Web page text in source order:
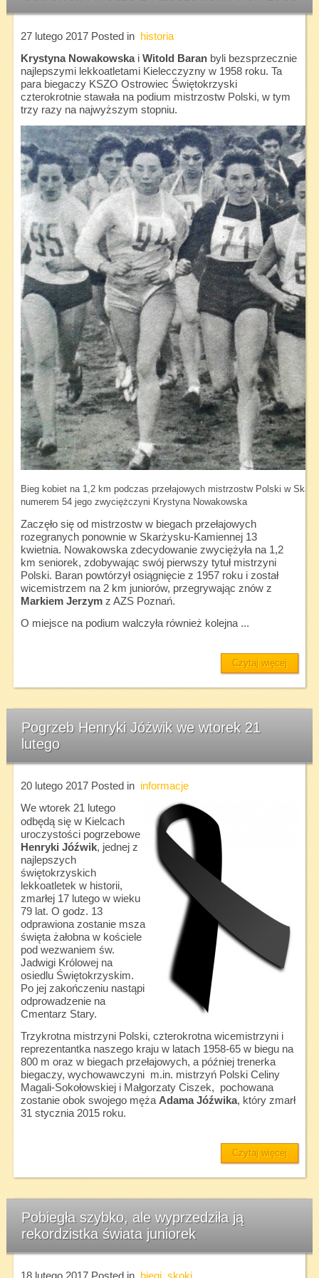
27 lutego 2017Posted in
historia
Krystyna Nowakowskai Witold Baranbyli bezsprzecznie
najlepszymi lekkoatletami Kielecczyzny w 1958 roku. Ta
para biegaczy KSZO Ostrowiec Świętokrzyski
czterokrotnie stawała na podium mistrzostw Polski, w tym
trzy razy na najwyższym stopniu.
Bieg kobiet na 1,2 km podczas przełajowych mistrzostw Polski w
numerem 54 jego zwyciężczyni Krystyna Nowakowska
Zaczęło się od mistrzostw w biegach przełajowych
rozegranych ponownie w Skarżysku-Kamiennej 13
kwietnia. Nowakowska zdecydowanie zwyciężyła na 1,2
km seniorek, zdobywając swój pierwszy tytuł mistrzyni
Polski. Baran powtórzył osiągnięcie z 1957 roku i został
wicemistrzem na 2 km juniorów, przegrywając znów z
Markiem Jerzymz AZS Poznań.
O miejsce na podium walczyła również kolejna ...
Czytaj więcej
Pogrzeb Henryki Jóżwik we wtorek 21
lutego
20 lutego 2017Posted in informacje
We wtorek 21 lutego
odbędą się w Kielcach
uroczystości pogrzebowe
Henryki Jóźwik, jednej z
najlepszych
świętokrzyskich
lekkoatletek w historii,
zmarłej 17 lutego w wieku
79 lat. O godz. 13
odprawiona zostanie msza
święta żałobna w kościele
pod wezwaniem św.
Jadwigi Królowej na
osiedlu Świętokrzyskim.
Po jej zakończeniu nastąpi
odprowadzenie na
Cmentarz Stary.
Trzykrotna mistrzyni Polski, czterokrotna wicemistrzyni i
reprezentantka naszego kraju w latach 1958-65 w biegu na
800 m oraz w biegach przełajowych, a później trenerka
biegaczy, wychowawczyni m.in. mistrzyń Polski Celiny
Magali-Sokołowskiej i Małgorzaty Ciszek, pochowana
zostanie obok swojego męża Adama Jóźwika, który zmarł
31 stycznia 2015 roku.
Czytaj więcej
Pobiegła szybko, ale wyprzedziła ją
rekordzistka świata juniorek